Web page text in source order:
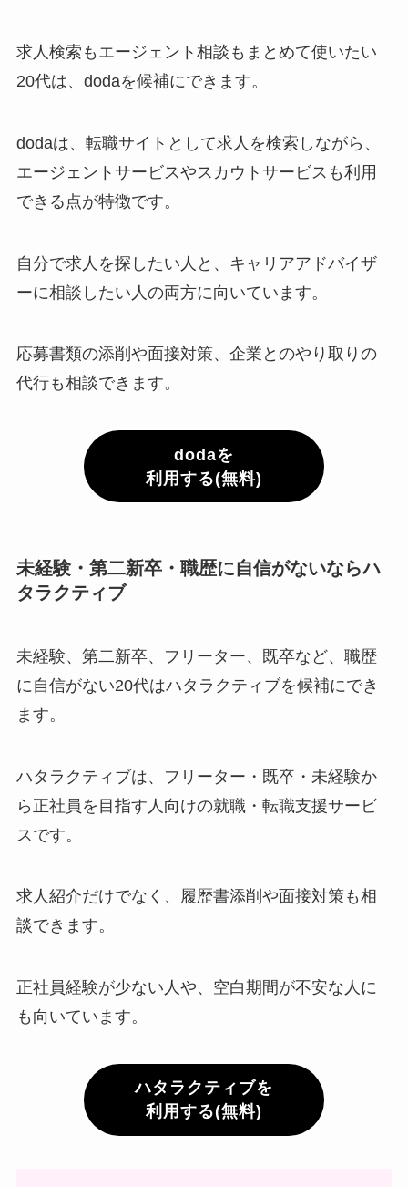
求人検索もエージェント相談もまとめて使いたい
20代は、dodaを候補にできます。
dodaは、転職サイトとして求人を検索しながら、
エージェントサービスやスカウトサービスも利用
できる点が特徴です。
自分で求人を探したい人と、キャリアアドバイザ
ーに相談したい人の両方に向いています。
応募書類の添削や面接対策、企業とのやり取りの
代行も相談できます。
dodaを
利用する(無料)
未経験・第二新卒・職歴に自信がないならハ
タラクティブ
未経験、第二新卒、フリーター、既卒など、職歴
に自信がない20代はハタラクティブを候補にでき
ます。
ハタラクティブは、フリーター・既卒・未経験か
ら正社員を目指す人向けの就職・転職支援サービ
スです。
求人紹介だけでなく、履歴書添削や面接対策も相
談できます。
正社員経験が少ない人や、空白期間が不安な人に
も向いています。
ハタラクティブを
利用する(無料)